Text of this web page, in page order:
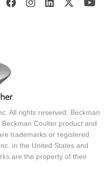
All rights reserved. Beckman
Coulter product and
trademarks or registered
in the United States and
are the property of their